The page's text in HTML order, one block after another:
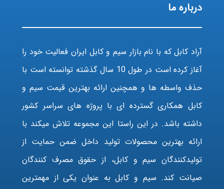
درباره ما
آراد کابل که با نام بازار سیم و کابل ایران فعالیت خود را
آغاز کرده است در طول 10 سال گذشته توانسته است با
حذف واسطه ها و همچنین ارائه بهترین قیمت سیم و
کابل همکاری گسترده ای با پروژه های سراسر کشور
داشته باشد. در این راستا این مجموعه تلاش میکند با
ارائه بهترین محصولات تولید داخل ضمن حمایت از
تولیدکنندگان سیم و کابل، از حقوق مصرف کنندگان
صیانت کند. سیم و کابل به عنوان یکی از مهمترین